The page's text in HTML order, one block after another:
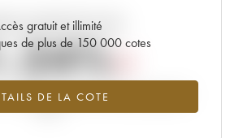
gratuit et illimité
de plus de 150 000 cotes
DE LA COTE
actuelle de la cote
du millésime 2009 en 2026 par rapport à